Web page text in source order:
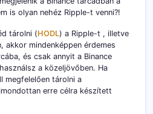
is olyan nehéz Ripple-t venni?!
tárolni (HODL) a Ripple-t , illetve
akkor mindenképpen érdemes
és csak annyit a Binance
a közeljövőben. Ha
megfelelően tárolni a
erre célra készített